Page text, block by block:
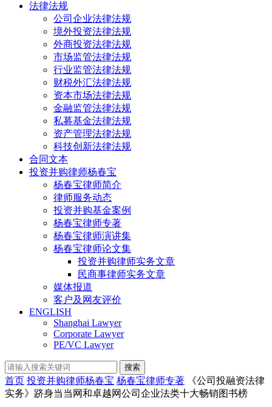
法律法规
公司企业法律法规
境外投资法律法规
外商投资法律法规
市场监管法律法规
行业监管法律法规
财税外汇法律法规
资本市场法律法规
金融监管法律法规
私募基金法律法规
资产管理法律法规
科技创新法律法规
合同文本
投资并购律师杨春宝
杨春宝律师简介
律师服务动态
投资并购基金案例
杨春宝律师专著
杨春宝律师演讲集
杨春宝律师论文集
投资并购律师实务文章
民商事律师实务文章
媒体报道
客户及网友评价
ENGLISH
Shanghai Lawyer
Corporate Lawyer
PE/VC Lawyer
搜索
首页 投资并购律师杨春宝 杨春宝律师专著
《公司投融资法律
实务》跻身当当网和卓越网公司企业法类十大畅销图书榜